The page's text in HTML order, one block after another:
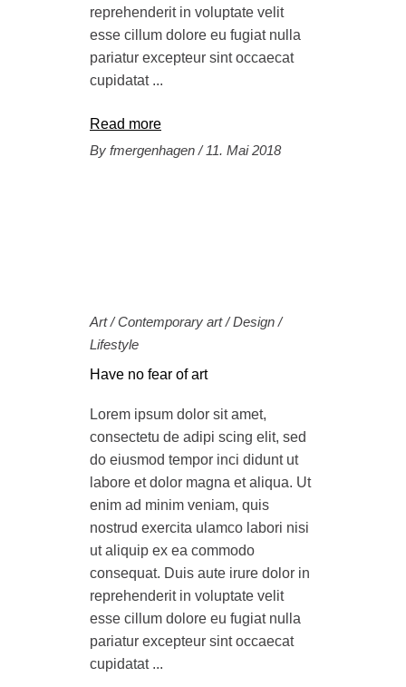
reprehenderit in voluptate velit
esse cillum dolore eu fugiat nulla
pariatur excepteur sint occaecat
cupidatat
Read more
By fmergenhagen 11. Mai 2018
Art/Contemporary art/Design/
Lifestyle
Have no fear of art
Lorem ipsum dolor sit amet,
consectetu de adipi scing elit, sed
do eiusmod tempor inci didunt ut
labore et dolor magna et aliqua. Ut
enim ad minim veniam, quis
nostrud exercita ulamco labori nisi
ut aliquip ex ea commodo
consequat. Duis aute irure dolor in
reprehenderit in voluptate velit
esse cillum dolore eu fugiat nulla
pariatur excepteur sint occaecat
cupidatat